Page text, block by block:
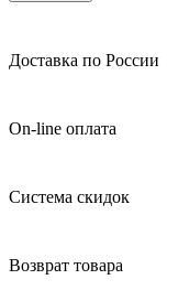
Доставка по России
On-line оплата
Система скидок
Возврат товара